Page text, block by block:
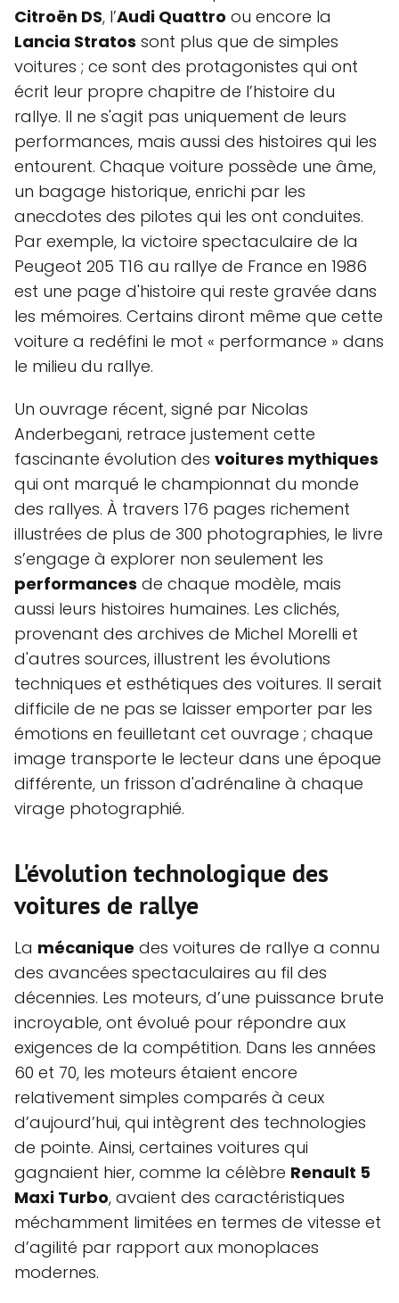
Citroën DS, l’Audi Quattro ou encore la
Lancia Stratos sont plus que de simples
voitures ; ce sont des protagonistes qui ont
écrit leur propre chapitre de l’histoire du
rallye. Il ne s'agit pas uniquement de leurs
performances, mais aussi des histoires qui les
entourent. Chaque voiture possède une âme,
un bagage historique, enrichi par les
anecdotes des pilotes qui les ont conduites.
Par exemple, la victoire spectaculaire de la
Peugeot 205 T16 au rallye de France en 1986
est une page d'histoire qui reste gravée dans
les mémoires. Certains diront même que cette
voiture a redéfini le mot « performance » dans
le milieu du rallye.
Un ouvrage récent, signé par Nicolas
Anderbegani, retrace justement cette
fascinante évolution des voitures mythiques
qui ont marqué le championnat du monde
des rallyes. À travers 176 pages richement
illustrées de plus de 300 photographies, le livre
s’engage à explorer non seulement les
performances de chaque modèle, mais
aussi leurs histoires humaines. Les clichés,
provenant des archives de Michel Morelli et
d'autres sources, illustrent les évolutions
techniques et esthétiques des voitures. Il serait
difficile de ne pas se laisser emporter par les
émotions en feuilletant cet ouvrage ; chaque
image transporte le lecteur dans une époque
différente, un frisson d'adrénaline à chaque
virage photographié.
L'évolution technologique des
voitures de rallye
La mécanique des voitures de rallye a connu
des avancées spectaculaires au fil des
décennies. Les moteurs, d’une puissance brute
incroyable, ont évolué pour répondre aux
exigences de la compétition. Dans les années
60 et 70, les moteurs étaient encore
relativement simples comparés à ceux
d’aujourd’hui, qui intègrent des technologies
de pointe. Ainsi, certaines voitures qui
gagnaient hier, comme la célèbre Renault 5
Maxi Turbo, avaient des caractéristiques
méchamment limitées en termes de vitesse et
d’agilité par rapport aux monoplaces
modernes.